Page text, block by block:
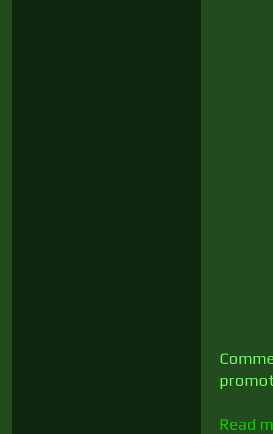
Read